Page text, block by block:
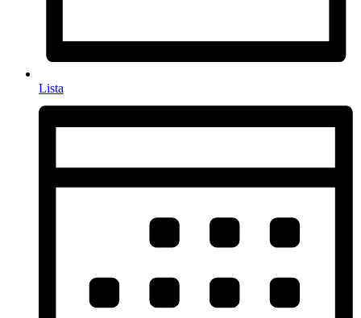
Lista